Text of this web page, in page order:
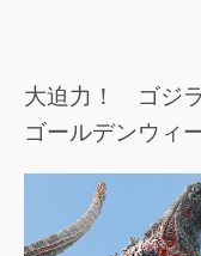
大迫力！ ゴジ
ゴールデンウィ